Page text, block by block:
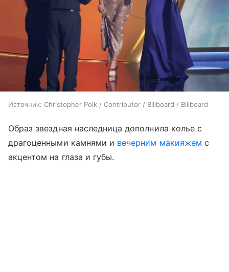
Источник: Christopher Polk / Contributor / Billboard / Billboard
Образ звездная наследница дополнила колье с
драгоценными камнями и вечерним макияжем с
акцентом на глаза и губы.